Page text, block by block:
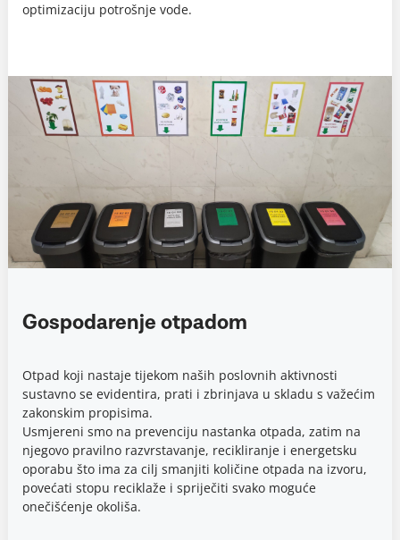
optimizaciju potrošnje vode.
Gospodarenje otpadom
Otpad koji nastaje tijekom naših poslovnih aktivnosti
sustavno se evidentira, prati i zbrinjava u skladu s važećim
zakonskim propisima.
Usmjereni smo na prevenciju nastanka otpada, zatim na
njegovo pravilno razvrstavanje, recikliranje i energetsku
oporabu što ima za cilj smanjiti količine otpada na izvoru,
povećati stopu reciklaže i spriječiti svako moguće
onečišćenje okoliša.